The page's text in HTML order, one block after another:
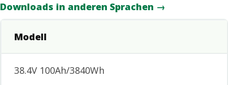
Downloads in anderen Sprachen →
Modell
38.4V 100Ah/3840Wh